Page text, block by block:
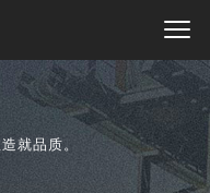
就品质。